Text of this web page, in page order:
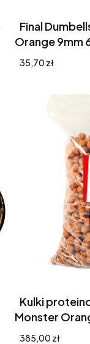
Final
Orange 9mm
Cena
35,70 zł
Kulki
Monster
Cena
385,00 zł